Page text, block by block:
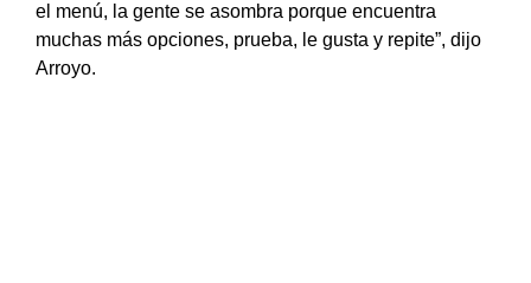
el menú, la gente se asombra porque encuentra
muchas más opciones, prueba, le gusta y repite”, dijo
Arroyo.